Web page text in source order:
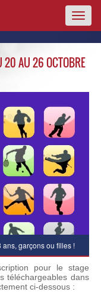
20 AU 26 OCTOBRE
garçons ou filles !
pour le stage
téléchargeables dans
ci-dessous :